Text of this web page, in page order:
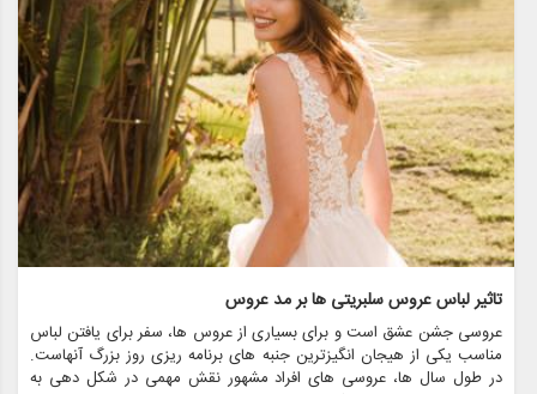
تاثیر لباس عروس سلبریتی ها بر مد عروس
عروسی جشن عشق است و برای بسیاری از عروس ها، سفر برای یافتن لباس
مناسب یکی از هیجان انگیزترین جنبه های برنامه ریزی روز بزرگ آنهاست.
در طول سال ها، عروسی های افراد مشهور نقش مهمی در شکل دهی به